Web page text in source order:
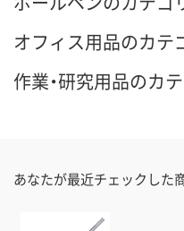
オフィス用品のカテ
作業・研究用品のカ
あなたが最近チェックした